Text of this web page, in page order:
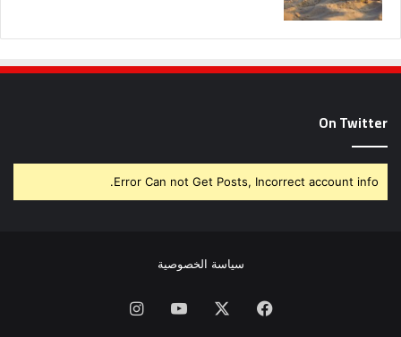
On Twitter
Error Can not Get Posts, Incorrect account info.
سياسة الخصوصية
فيسبوك يوتيوبانستقرام